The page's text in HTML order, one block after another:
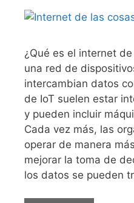
¿Qué es el internet
una red de
intercambian datos
de IoT suelen estar
y pueden incluir
Cada vez más, las
operar de manera
mejorar la toma de
los datos se pueden